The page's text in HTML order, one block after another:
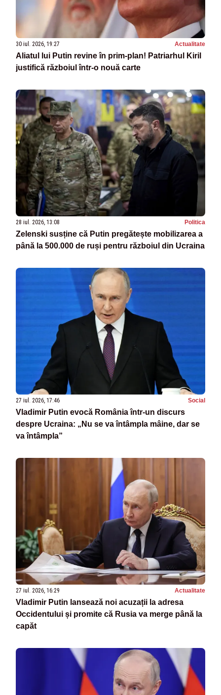
30 iul. 2026, 19:27 Actualitate
Aliatul lui Putin revine în prim-plan! Patriarhul Kiril
justifică războiul într-o nouă carte
28 iul. 2026, 13:08 Politica
Zelenski susține că Putin pregătește mobilizarea a
până la 500.000 de ruși pentru războiul din Ucraina
27 iul. 2026, 17:46 Social
Vladimir Putin evocă România într-un discurs
despre Ucraina: „Nu se va întâmpla mâine, dar se
va întâmpla”
27 iul. 2026, 16:29 Actualitate
Vladimir Putin lansează noi acuzații la adresa
Occidentului și promite că Rusia va merge până la
capăt